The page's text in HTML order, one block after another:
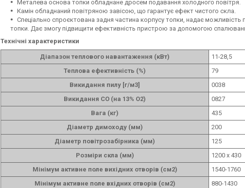
Металева основа топки обладнане дросем подавання холодного повітря.
Камін обладнаний повітряною завісою, що гарантує ефект чистого скла.
Спеціально спроєктована задня частина корпусу топки, надає
топки. Дає змогу підвищити ефективність пристрою за допомогою
Технічні характеристики
Діапазон теплового навантаження (кВт)
11-28,5
Теплова ефективність (%)
79
Викидання пилу [г/м3]
0038
Викидання СО (на 13% O2)
0827
Вага (кг)
435
Діаметр димоходу (мм)
200
Діаметр повітрозабірника (мм)
125
Розміри скла (мм)
1200 х 430
Мінімум активне поле вихідних отворів (см2)
1540-1760
Мінімум активне поле вхідних отворів (см2)
880-1430